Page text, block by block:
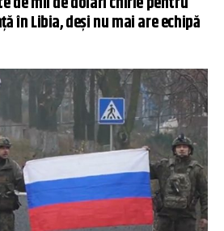
în Libia, deși nu mai are echipă